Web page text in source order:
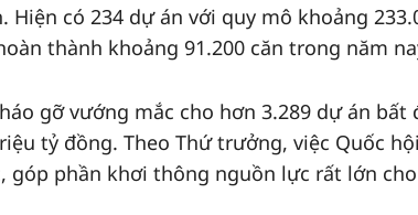
Hiện có 234 dự án với quy mô khoảng
thành khoảng 91.200 căn trong năm
gỡ vướng mắc cho hơn 3.289 dự án bất
tỷ đồng. Theo Thứ trưởng, việc Quốc
góp phần khơi thông nguồn lực rất lớn